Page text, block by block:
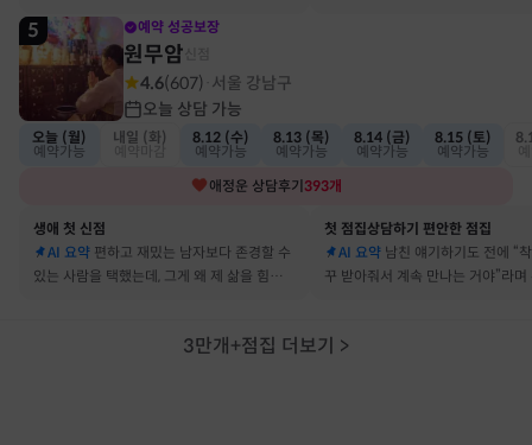
뀔 거란 말까지 그대로 현실이 됐어요
5 예약 성공보장
원무암
4.6(607) 서울 강남구
오늘 상담 가능
오늘 (월)
예약가능
내일 (화)
8.12 (수)
예약가능
8.13 (목)
예약가능
8.14 (금)
예약가능
8.15 (토)
예약가능
애정운 상담후기 393개
생애 첫 신점
AI 요약 편하고 재밌는 남자보다 존경할 수
있는 사람을 택했는데, 그게 왜 제 삶을 힘들게
첫 점집상담하기 편안한 점집
AI 요약 남친 얘기하기도 전에 “
꾸 받아줘서 계속 만나는 거야”라며
3만개+점집 더보기 >